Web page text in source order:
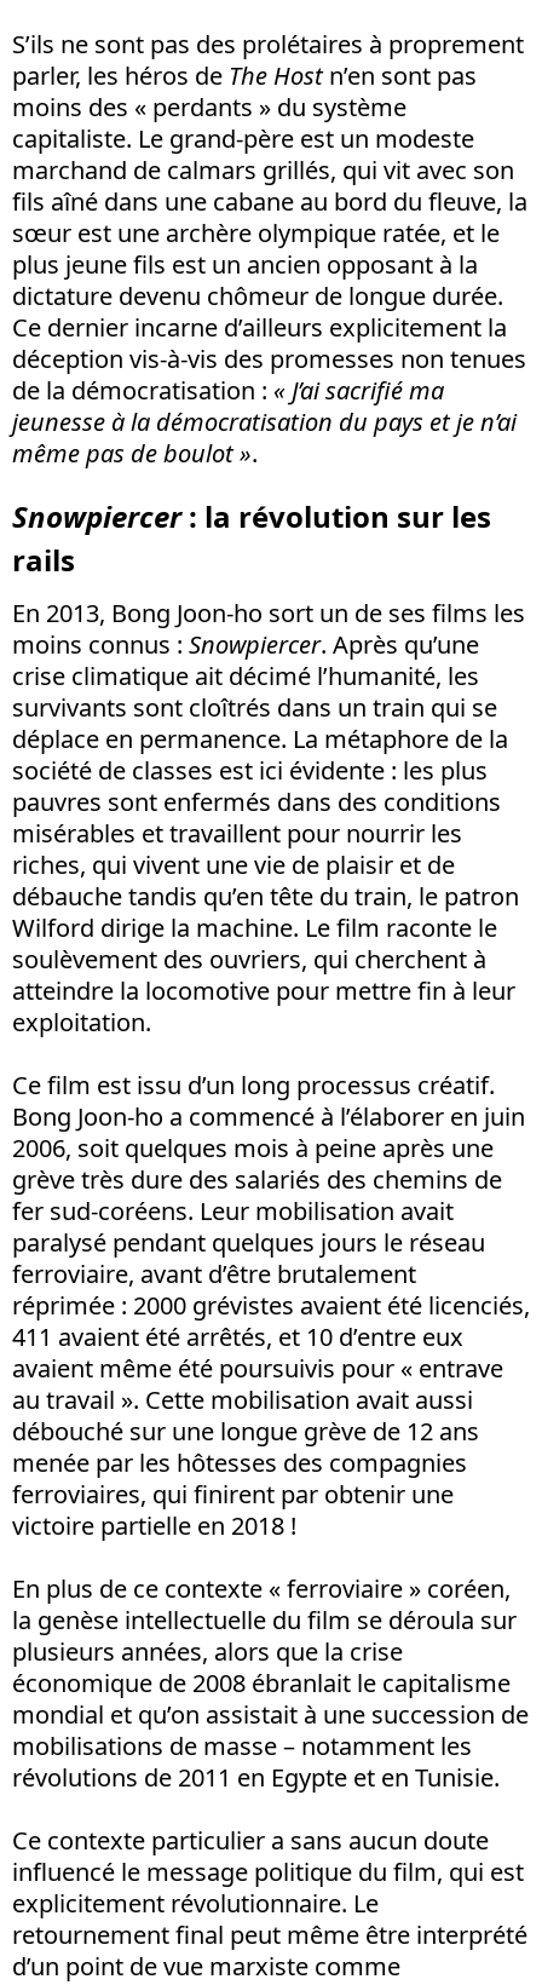
S’ils ne sont pas des prolétaires à proprement
parler, les héros de The Hostn’en sont pas
moins des « perdants » du système
capitaliste. Le grand-père est un modeste
marchand de calmars grillés, qui vit avec son
fils aîné dans une cabane au bord du fleuve, la
sœur est une archère olympique ratée, et le
plus jeune fils est un ancien opposant à la
dictature devenu chômeur de longue durée.
Ce dernier incarne d’ailleurs explicitement la
déception vis-à-vis des promesses non tenues
de la démocratisation : « J’ai sacrifié ma
jeunesse à la démocratisation du pays et je n’ai
même pas de boulot ».
Snowpiercer: la révolution sur les
rails
En 2013, Bong Joon-ho sort un de ses films les
moins connus : Snowpiercer. Après qu’une
crise climatique ait décimé l’humanité, les
survivants sont cloîtrés dans un train qui se
déplace en permanence. La métaphore de la
société de classes est ici évidente : les plus
pauvres sont enfermés dans des conditions
misérables et travaillent pour nourrir les
riches, qui vivent une vie de plaisir et de
débauche tandis qu’en tête du train, le patron
Wilford dirige la machine. Le film raconte le
soulèvement des ouvriers, qui cherchent à
atteindre la locomotive pour mettre fin à leur
exploitation.
Ce film est issu d’un long processus créatif.
Bong Joon-ho a commencé à l’élaborer en juin
2006, soit quelques mois à peine après une
grève très dure des salariés des chemins de
fer sud-coréens. Leur mobilisation avait
paralysé pendant quelques jours le réseau
ferroviaire, avant d’être brutalement
réprimée : 2000 grévistes avaient été licenciés,
411 avaient été arrêtés, et 10 d’entre eux
avaient même été poursuivis pour « entrave
au travail ». Cette mobilisation avait aussi
débouché sur une longue grève de 12 ans
menée par les hôtesses des compagnies
ferroviaires, qui finirent par obtenir une
victoire partielle en 2018 !
En plus de ce contexte « ferroviaire » coréen,
la genèse intellectuelle du film se déroula sur
plusieurs années, alors que la crise
économique de 2008 ébranlait le capitalisme
mondial et qu’on assistait à une succession de
mobilisations de masse – notamment les
révolutions de 2011 en Egypte et en Tunisie.
Ce contexte particulier a sans aucun doute
influencé le message politique du film, qui est
explicitement révolutionnaire. Le
retournement final peut même être interprété
d’un point de vue marxiste comme